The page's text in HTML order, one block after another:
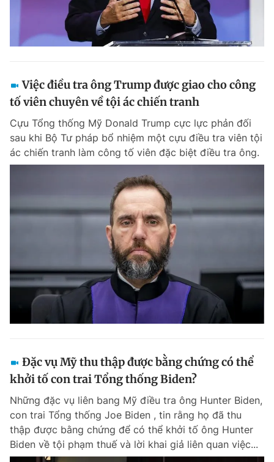
Việc điều tra ông Trump được giao cho công
tố viên chuyên về tội ác chiến tranh
Cựu Tổng thống Mỹ Donald Trump cực lực phản đối
sau khi Bộ Tư pháp bổ nhiệm một cựu điều tra viên tội
ác chiến tranh làm công tố viên đặc biệt điều tra ông.
Đặc vụ Mỹ thu thập được bằng chứng có thể
khởi tố con trai Tổng thống Biden?
Những đặc vụ liên bang Mỹ điều tra ông Hunter Biden,
con trai Tổng thống Joe Biden , tin rằng họ đã thu
thập được bằng chứng để có thể khởi tố ông Hunter
Biden về tội phạm thuế và lời khai giả liên quan việc...